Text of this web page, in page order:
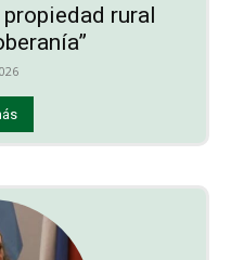
propiedad rural